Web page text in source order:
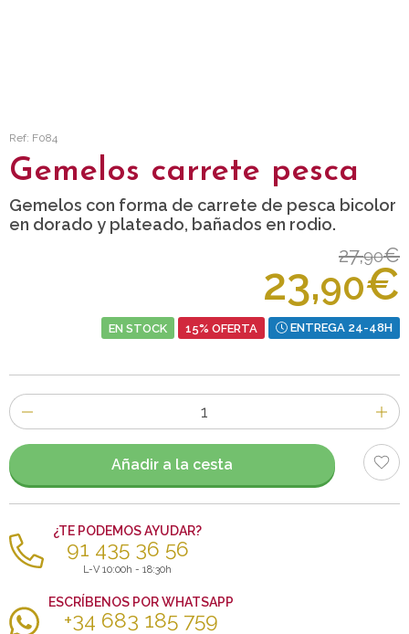
Ref: F084
Gemelos carrete pesca
Gemelos con forma de carrete de pesca bicolor
en dorado y plateado, bañados en rodio.
27,90€
23,90€
EN STOCK 15% OFERTA ENTREGA 24-48H
Número
de
artículos
Añadir a la cesta
¿TE PODEMOS AYUDAR?
91 435 36 56
L-V 10:00h - 18:30h
ESCRÍBENOS POR WHATSAPP
+34 683 185 759